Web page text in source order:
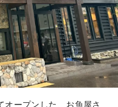
ープンした、お魚屋さ